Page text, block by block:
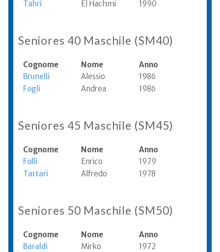
Tahri El Hachmi 1990
Seniores 40 Maschile (SM40)
Cognome Nome
Anno
Brunelli
Alessio
1986
Fogli
Andrea 1986
Seniores 45 Maschile (SM45)
Cognome Nome
Anno
Folli
Enrico
1979
Tartari
Alfredo 1978
Seniores 50 Maschile (SM50)
Cognome Nome
Anno
Baraldi
Mirko
1972